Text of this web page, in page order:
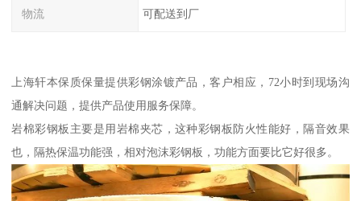
物流 可配送到厂
上海轩本保质保量提供彩钢涂镀产品，客户相应，72小时到现场沟
通解决问题，提供产品使用服务保障。
岩棉彩钢板主要是用岩棉夹芯，这种彩钢板防火性能好，隔音效果
也，隔热保温功能强，相对泡沫彩钢板，功能方面要比它好很多。